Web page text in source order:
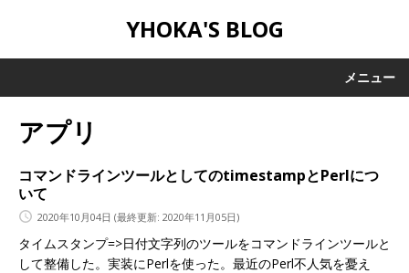
YHOKA'S BLOG
メニュー
アプリ
コマンドラインツールとしてのtimestampとPerlにつ
いて
2020年10月04日 (最終更新: 2020年11月05日)
タイムスタンプ=>日付文字列のツールをコマンドラインツールと
して整備した。実装にPerlを使った。最近のPerl不人気を憂え